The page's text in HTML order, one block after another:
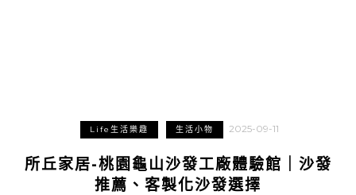
Life生活樂趣 生活小物 2025-09-11
所丘家居-桃園龜山沙發工廠體驗館｜沙發
推薦、客製化沙發選擇